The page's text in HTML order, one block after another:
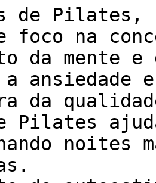
de Pilates,
foco na
da mente
ansiedade
da
Pilates
noites